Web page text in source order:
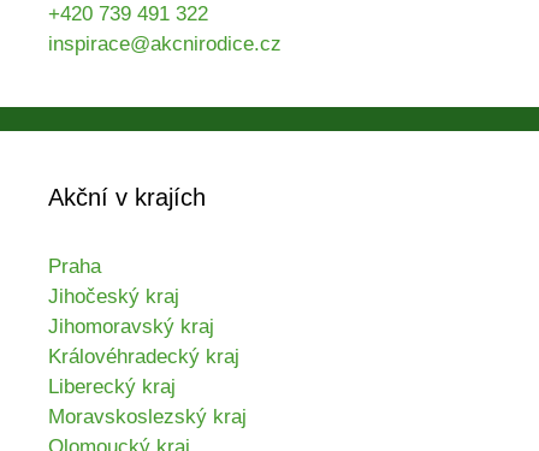
+420 739 491 322
inspirace@akcnirodice.cz
Akční v krajích
Praha
Jihočeský kraj
Jihomoravský kraj
Královéhradecký kraj
Liberecký kraj
Moravskoslezský kraj
Olomoucký kraj